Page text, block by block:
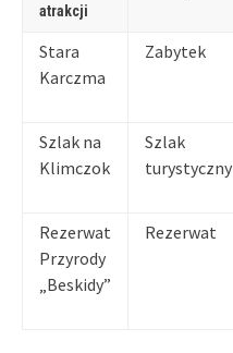
atrakcji
Stara
Karczma
Zabytek
Szlak na
Klimczok
Szlak
turystyczny
Rezerwat
Przyrody
„Beskidy”
Rezerwat